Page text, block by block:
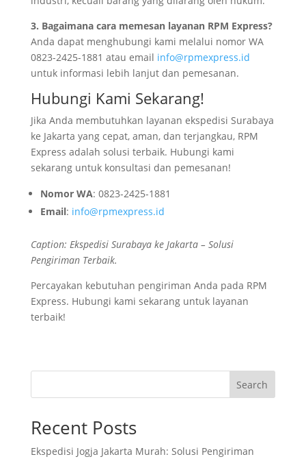
3. Bagaimana cara memesan layanan RPM Express?
Anda dapat menghubungi kami melalui nomor WA
0823-2425-1881 atau email info@rpmexpress.id
untuk informasi lebih lanjut dan pemesanan.
Hubungi Kami Sekarang!
Jika Anda membutuhkan layanan ekspedisi Surabaya
ke Jakarta yang cepat, aman, dan terjangkau, RPM
Express adalah solusi terbaik. Hubungi kami
sekarang untuk konsultasi dan pemesanan!
Nomor WA: 0823-2425-1881
Email: info@rpmexpress.id
Caption: Ekspedisi Surabaya ke Jakarta – Solusi
Pengiriman Terbaik.
Percayakan kebutuhan pengiriman Anda pada RPM
Express. Hubungi kami sekarang untuk layanan
terbaik!
Search
Recent Posts
Ekspedisi Jogja Jakarta Murah: Solusi Pengiriman